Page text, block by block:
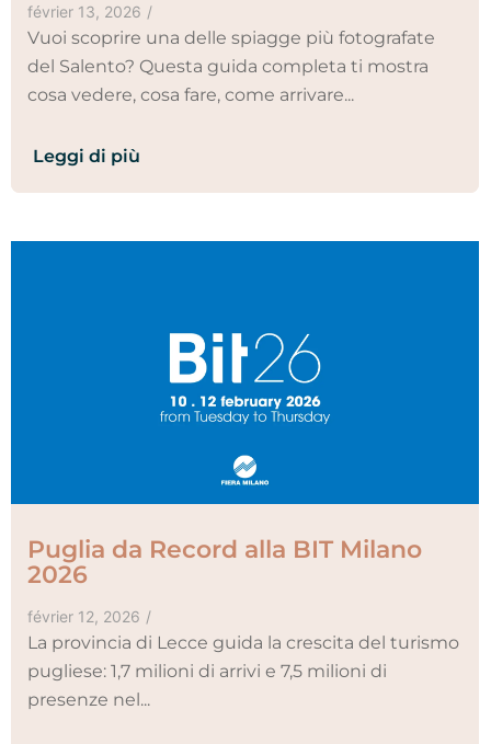
février 13, 2026 /
Vuoi scoprire una delle spiagge più fotografate
del Salento? Questa guida completa ti mostra
cosa vedere, cosa fare, come arrivare...
Leggi di più
Puglia da Record alla BIT Milano
2026
février 12, 2026 /
La provincia di Lecce guida la crescita del turismo
pugliese: 1,7 milioni di arrivi e 7,5 milioni di
presenze nel...